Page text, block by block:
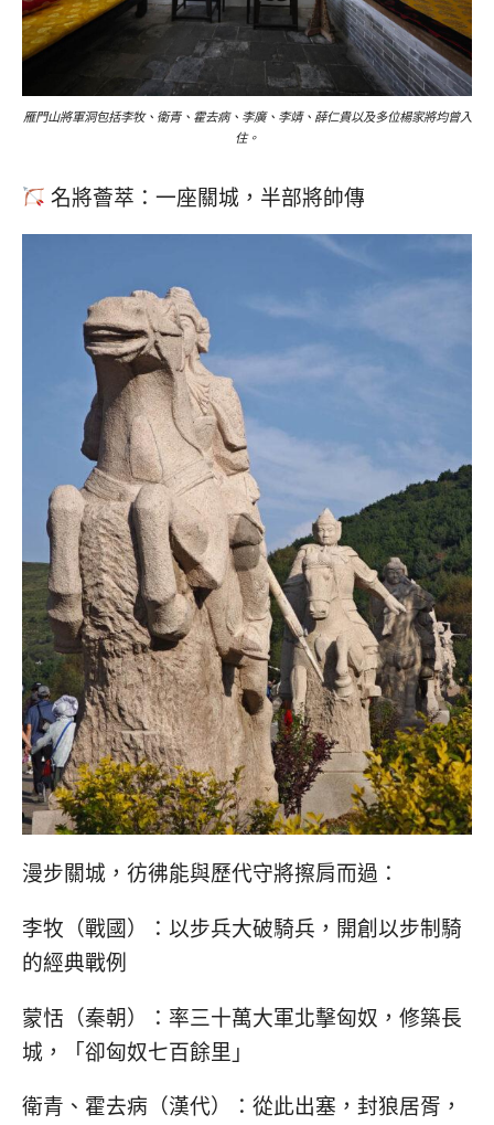
雁門山將軍洞包括李牧、衛青、霍去病、李廣、李靖、薛仁貴以及多位楊家將均曾入
住。
名將薈萃：一座關城，半部將帥傳
漫步關城，彷彿能與歷代守將擦肩而過：
李牧（戰國）：以步兵大破騎兵，開創以步制騎
的經典戰例
蒙恬（秦朝）：率三十萬大軍北擊匈奴，修築長
城，「卻匈奴七百餘里」
衛青、霍去病（漢代）：從此出塞，封狼居胥，